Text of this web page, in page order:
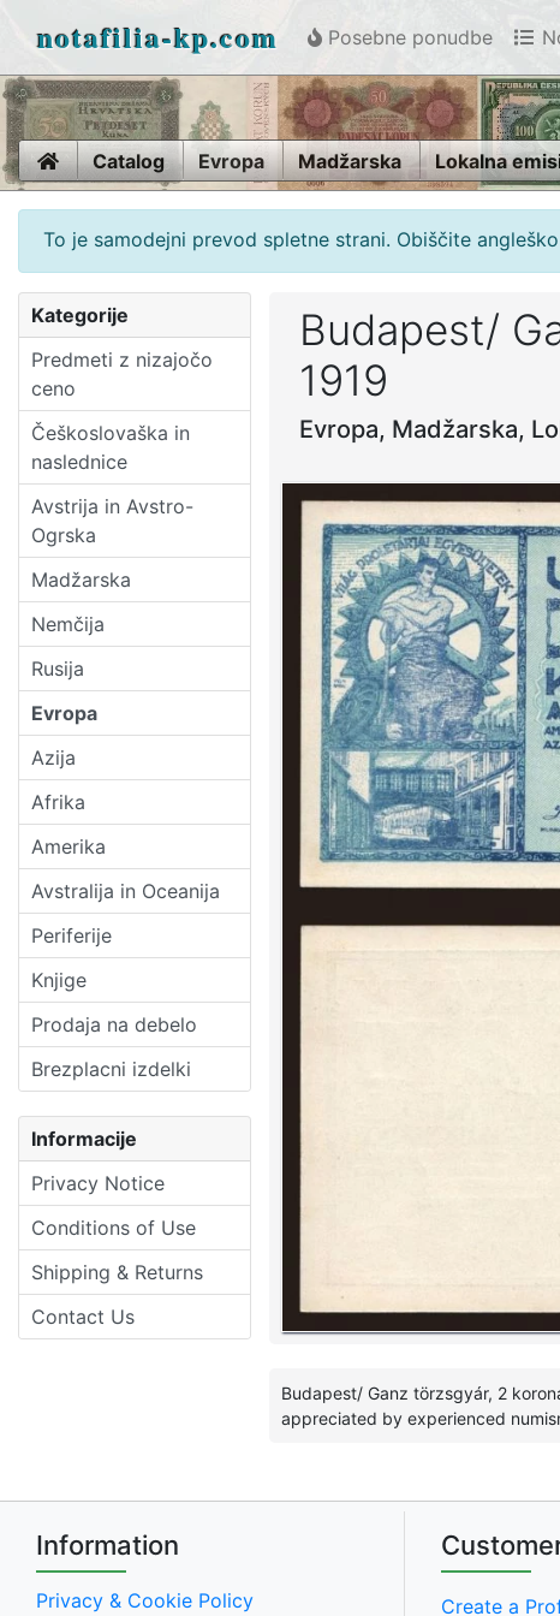
notafilia-kp.com Posebne ponudbe
HomeCatalog Evropa Madžarska Lokalna
To je samodejni prevod spletne strani. Obiščite
Kategorije
Predmeti z nizajočo
ceno
Češkoslovaška in
naslednice
Avstrija in Avstro-
Ogrska
Madžarska
Nemčija
Rusija
Evropa
Azija
Afrika
Amerika
Avstralija in Oceanija
Periferije
Knjige
Prodaja na debelo
Brezplacni izdelki
Informacije
Privacy Notice
Conditions of Use
Shipping & Returns
Contact Us
Budapest/
1919
Evropa, Madžarska,
Budapest/ Ganz törzsgyár, 2
appreciated by experienced
Information
Privacy & Cookie Policy Create a